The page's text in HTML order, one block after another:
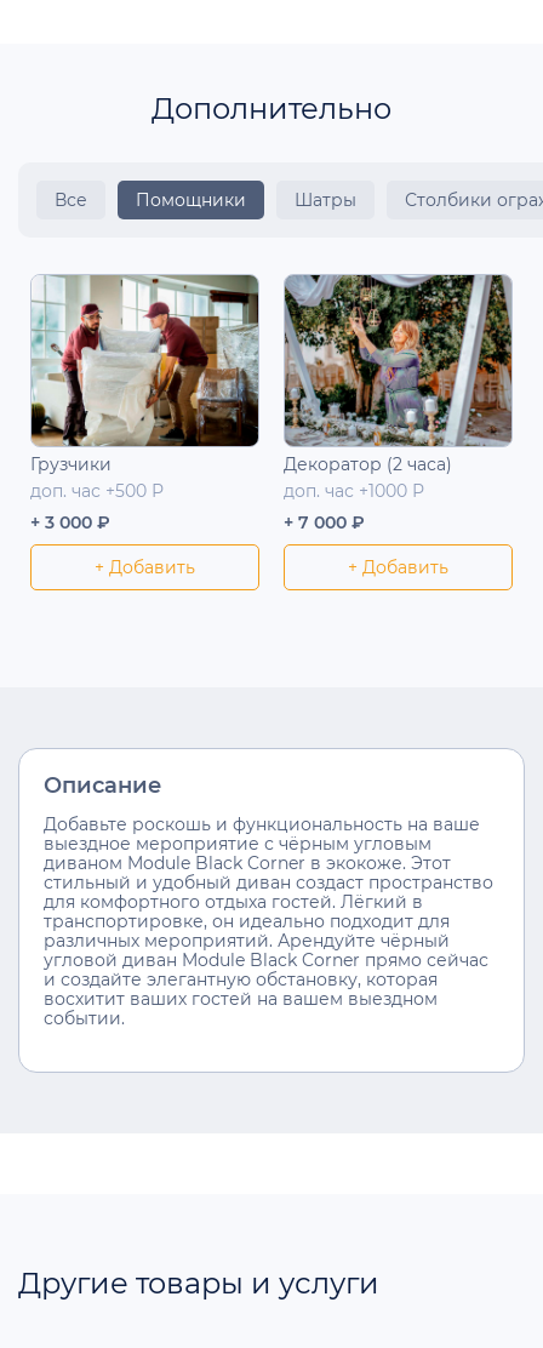
Дополнительно
Все Помощники Шатры Столбики
Грузчики
доп. час +500 Р
+ 3 000 ₽
+ Добавить
Декоратор (2 часа)
доп. час +1000 Р
+ 7 000 ₽
+ Добавить
Описание
Добавьте роскошь и функциональность на ваше
выездное мероприятие с чёрным угловым
диваном Module Black Corner в экокоже. Этот
стильный и удобный диван создаст пространство
для комфортного отдыха гостей. Лёгкий в
транспортировке, он идеально подходит для
различных мероприятий. Арендуйте чёрный
угловой диван Module Black Corner прямо сейчас
и создайте элегантную обстановку, которая
восхитит ваших гостей на вашем выездном
событии.
Другие товары и услуги